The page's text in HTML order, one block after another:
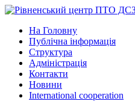
На Головну
Публічна інформація
Структура
Адміністрація
Контакти
Новини
International cooperation